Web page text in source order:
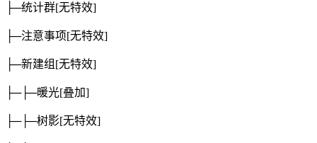
├─统计群[无特效]
├─注意事项[无特效]
├─新建组 [无特效]
├─├─暖光[叠加]
├─├─树影[无特效]